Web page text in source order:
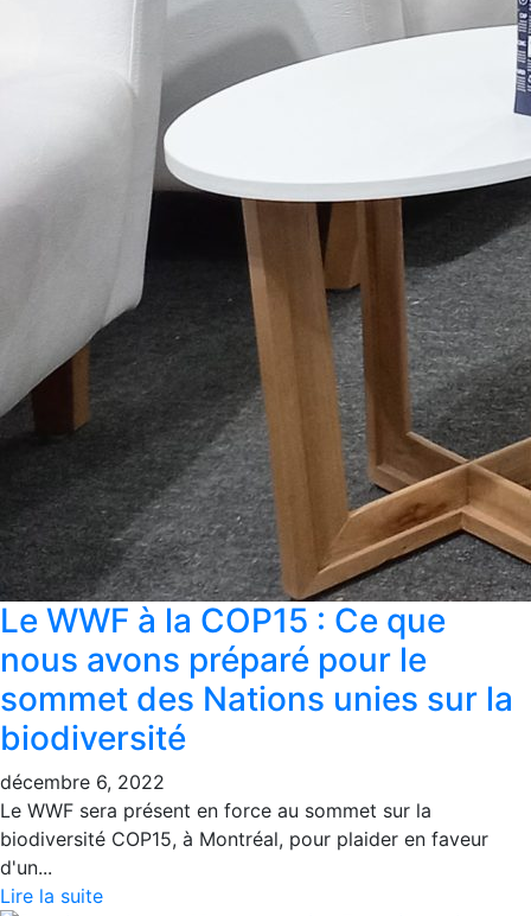
Le WWF à la COP15 : Ce que
nous avons préparé pour le
sommet des Nations unies sur la
biodiversité
décembre 6, 2022
Le WWF sera présent en force au sommet sur la
biodiversité COP15, à Montréal, pour plaider en faveur
d'un...
Lire la suite